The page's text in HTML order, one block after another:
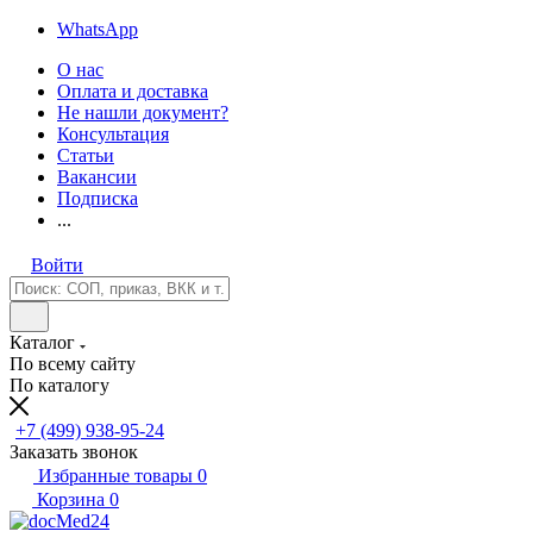
WhatsApp
О нас
Оплата и доставка
Не нашли документ?
Консультация
Статьи
Вакансии
Подписка
...
Войти
Каталог
По всему сайту
По каталогу
+7 (499) 938-95-24
Заказать звонок
Избранные товары 0
Корзина 0